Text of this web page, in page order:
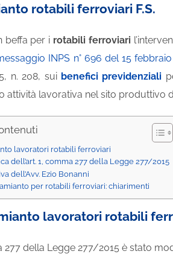
rotabili ferroviari F.S.
beffa per i rotabili ferroviari
INPS n° 696 del 15 febbraio
n. 208, sui benefici previdenziali
attività lavorativa nel sito produttivo
lavoratori rotabili ferroviari
dell’art. 1, comma 277 della Legge 277/2015
dell’Avv. Ezio Bonanni
per rotabili ferroviari: chiarimenti
lavoratori rotabili
277 della Legge 277/2015 è stato